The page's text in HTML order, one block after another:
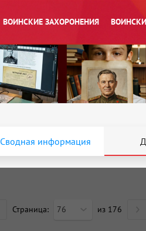
ВОИНСКИЕ ЗАХОРОНЕНИЯ
Сводная информация
Страница: 76 из 176